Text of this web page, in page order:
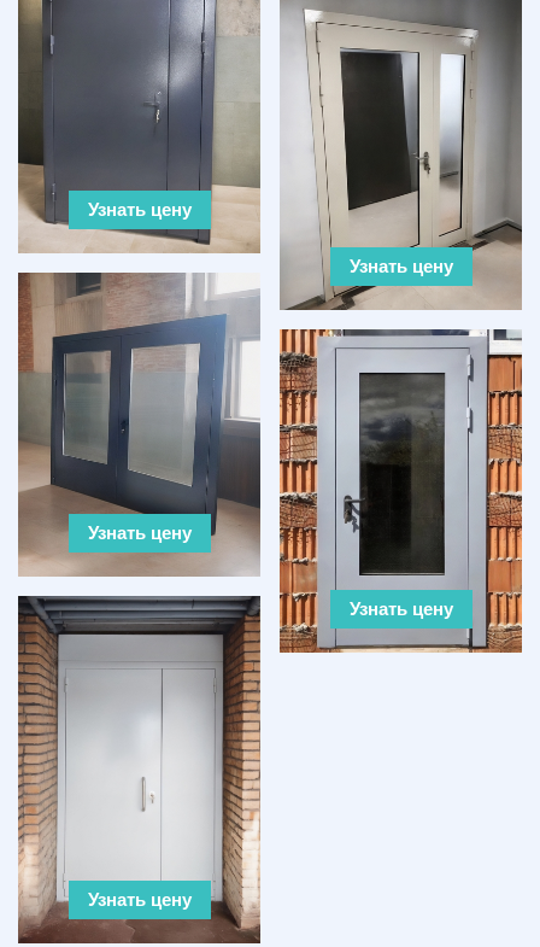
Узнать цену
Узнать цену
Узнать цену
Узнать цену
Узнать цену